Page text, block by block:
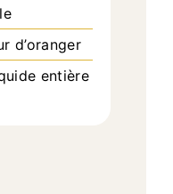
d’oranger
entière